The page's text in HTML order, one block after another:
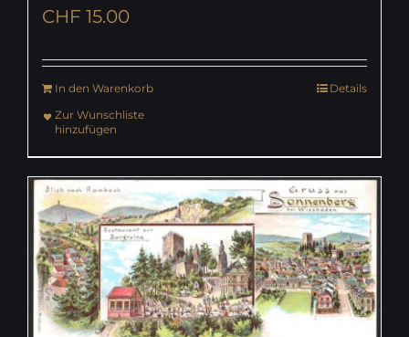
CHF 15.00
In den Warenkorb
Details
Zur Wunschliste
hinzufügen